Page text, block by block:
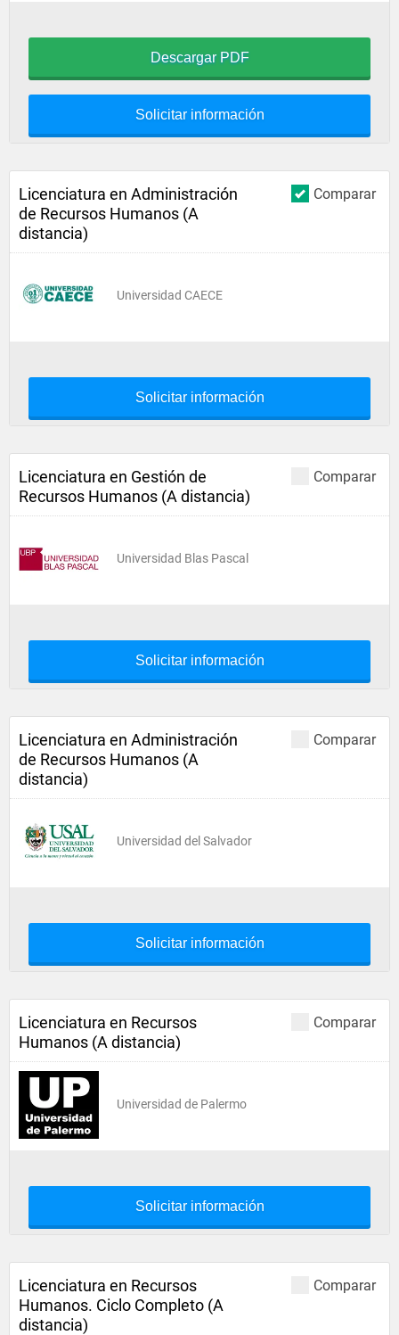
Descargar PDF
Solicitar información
Comparar
Licenciatura en Administración
de Recursos Humanos (A
distancia)
Universidad CAECE
Solicitar información
Comparar
Licenciatura en Gestión de
Recursos Humanos (A distancia)
Universidad Blas Pascal
Solicitar información
Comparar
Licenciatura en Administración
de Recursos Humanos (A
distancia)
Universidad del Salvador
Solicitar información
Comparar
Licenciatura en Recursos
Humanos (A distancia)
Universidad de Palermo
Solicitar información
Comparar
Licenciatura en Recursos
Humanos. Ciclo Completo (A
distancia)